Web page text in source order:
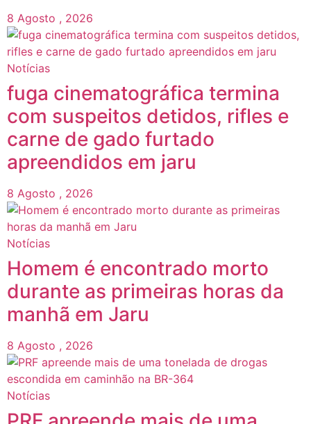
8 Agosto , 2026
Notícias
fuga cinematográfica termina
com suspeitos detidos, rifles e
carne de gado furtado
apreendidos em jaru
8 Agosto , 2026
Notícias
Homem é encontrado morto
durante as primeiras horas da
manhã em Jaru
8 Agosto , 2026
Notícias